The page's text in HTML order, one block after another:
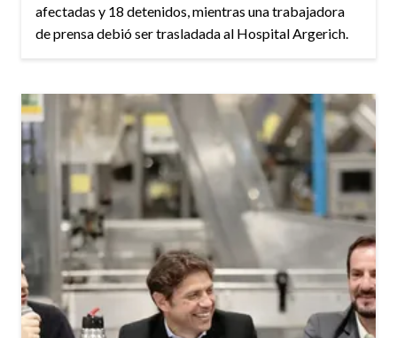
afectadas y 18 detenidos, mientras una trabajadora
de prensa debió ser trasladada al Hospital Argerich.